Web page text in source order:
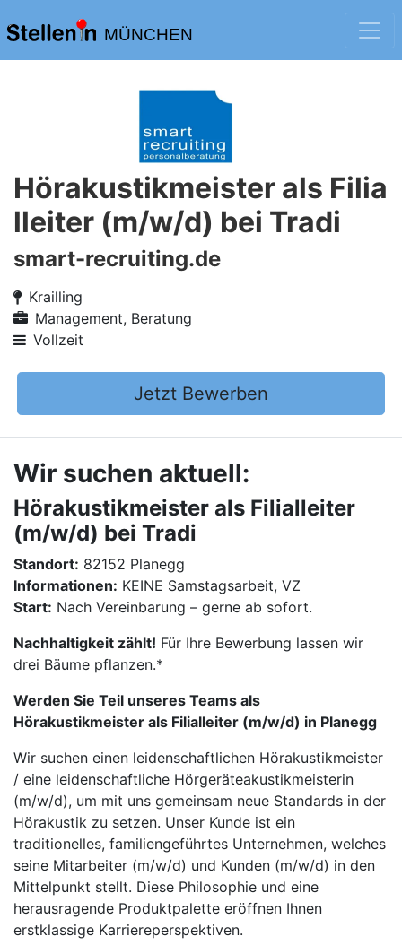
MÜNCHEN
Hörakustikmeister als Filia
lleiter (m/w/d) bei Tradi
smart-recruiting.de
Krailling
Management, Beratung
Vollzeit
Jetzt Bewerben
Wir suchen aktuell:
Hörakustikmeister als Filialleiter
(m/w/d) bei Tradi
Standort: 82152 Planegg
Informationen: KEINE Samstagsarbeit, VZ
Start: Nach Vereinbarung – gerne ab sofort.
Nachhaltigkeit zählt! Für Ihre Bewerbung lassen wir
drei Bäume pflanzen.*
Werden Sie Teil unseres Teams als
Hörakustikmeister als Filialleiter (m/w/d) in Planegg
Wir suchen einen leidenschaftlichen Hörakustikmeister
/ eine leidenschaftliche Hörgeräteakustikmeisterin
(m/w/d), um mit uns gemeinsam neue Standards in der
Hörakustik zu setzen. Unser Kunde ist ein
traditionelles, familiengeführtes Unternehmen, welches
seine Mitarbeiter (m/w/d) und Kunden (m/w/d) in den
Mittelpunkt stellt. Diese Philosophie und eine
herausragende Produktpalette eröffnen Ihnen
erstklassige Karriereperspektiven.